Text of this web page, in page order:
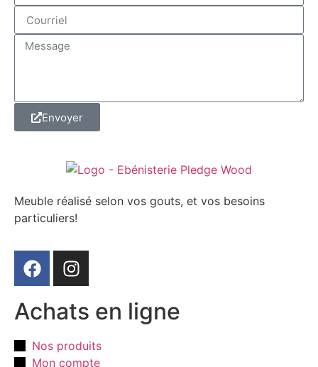
Envoyer
Meuble réalisé selon vos gouts, et vos besoins
particuliers!
Achats en ligne
Nos produits
Mon compte